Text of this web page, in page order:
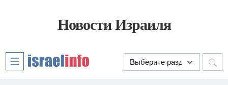
Новости Израиля